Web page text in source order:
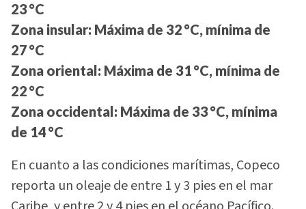
23 °C
Zona insular: Máxima de 32 °C, mínima de
27 °C
Zona oriental: Máxima de 31 °C, mínima de
22 °C
Zona occidental: Máxima de 33 °C, mínima
de 14 °C
En cuanto a las condiciones marítimas, Copeco
reporta un oleaje de entre 1 y 3 pies en el mar